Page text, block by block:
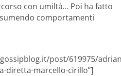
con umiltà… Poi ha fatto
comportamenti
post/619975/
diretta-marcello-cirillo”]